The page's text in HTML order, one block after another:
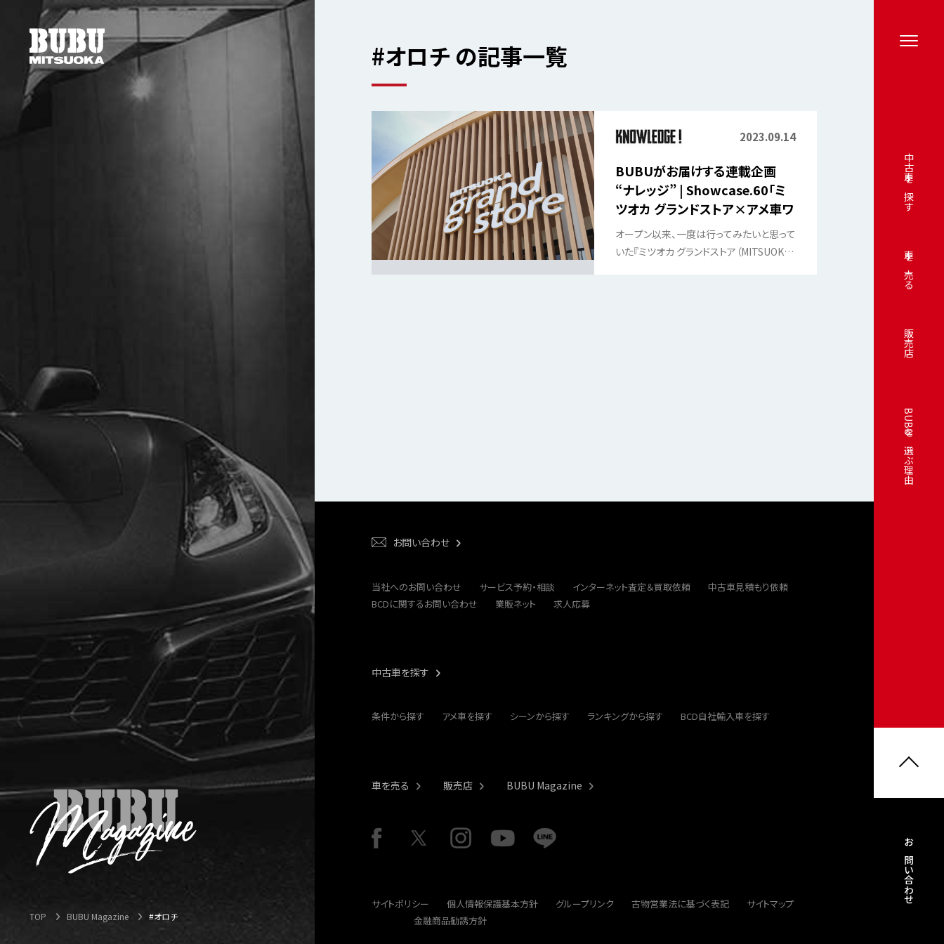
中古車を探す
車を売る
販売店
BUBUを選ぶ理由
お問い合わせ
TOP BUBU Magazine #オロチ
#オロチ の記事一覧
2023.09.14
BUBUがお届けする連載企画
“ナレッジ” | Showcase.60「ミ
ツオカ グランドストア×アメ車ワ
ールド」
オープン以来、一度は行ってみたいと思って
いた『ミツオカ グランドストア（MITSUOKA
お問い合わせ
当社へのお問い合わせ サービス予約・相談 インターネット査定＆買取依頼
中古車見積もり依頼
BCDに関するお問い合わせ
業販ネット 求人応募
中古車を探す
条件から探す アメ車を探す シーンから探す ランキングから探す BCD自社輸入車を探す
車を売る 販売店 BUBU Magazine
サイトポリシー 個人情報保護基本方針 グループリンク 古物営業法に基づく表記
サイトマップ
金融商品勧誘方針